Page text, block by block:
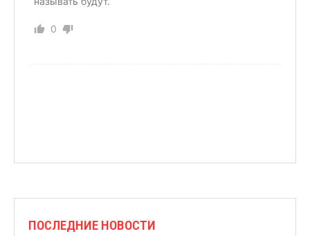
0
ПОСЛЕДНИЕ НОВОСТИ